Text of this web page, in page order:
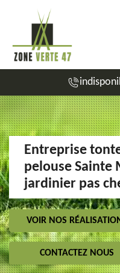
Entreprise
pelouse Sainte
jardinier pas
VOIR NOS
CONTACTEZ NOUS